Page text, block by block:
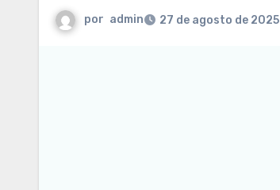
por admin 27 de agosto de 2025